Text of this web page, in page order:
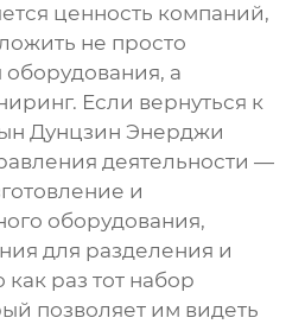
ценность компаний,
не просто
а
Если вернуться к
Дунцзин Энерджи
деятельности —
и
оборудования,
для разделения и
раз тот набор
позволяет им видеть